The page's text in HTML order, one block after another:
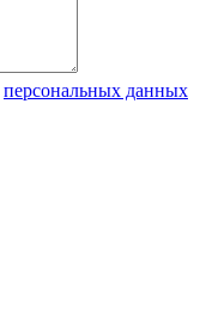
персональных данных